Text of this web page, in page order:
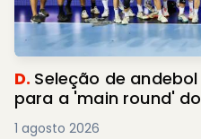
D. Seleção de
para a 'main round'
1 agosto 2026